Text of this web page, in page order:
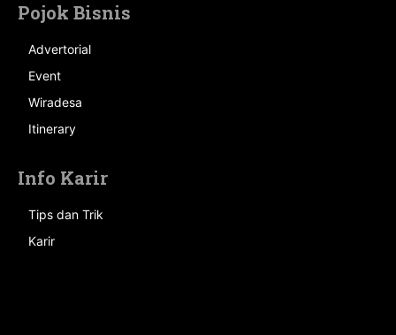
Pojok Bisnis
Advertorial
Event
Wiradesa
Itinerary
Info Karir
Tips dan Trik
Karir